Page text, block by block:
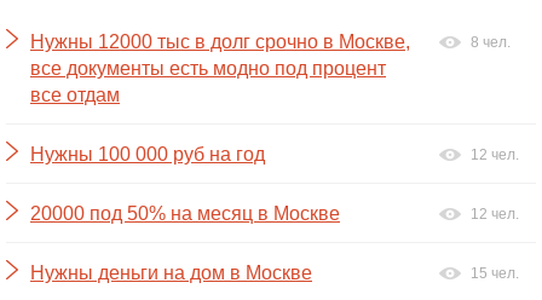
Нужны 12000 тыс в долг срочно в Москве,
все документы есть модно под процент
все отдам
8 чел.
Нужны 100 000 руб на год 12 чел.
20000 под 50% на месяц в Москве 12 чел.
Нужны деньги на дом в Москве 15 чел.